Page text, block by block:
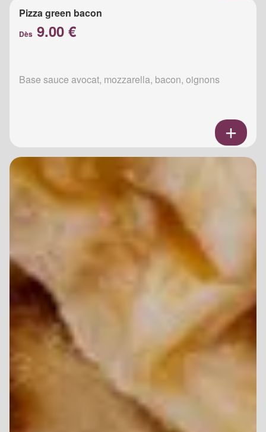
Pizza green bacon
Dès 9.00 €
Base sauce avocat, mozzarella, bacon, oignons